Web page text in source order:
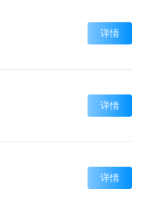
详情
详情
详情